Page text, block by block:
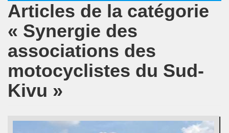
Articles de la catégorie
« Synergie des
associations des
motocyclistes du Sud-
Kivu »